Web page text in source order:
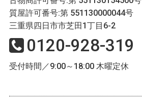
質屋許可番号:第 551130000044号
三重県四日市市芝田1丁目6-2
0120-928-319
受付時間／9:00～18:00 木曜定休